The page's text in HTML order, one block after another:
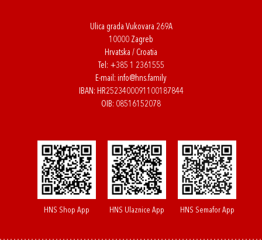
Ulica grada Vukovara 269A
10000 Zagreb
Hrvatska / Croatia
Tel: +385 1 2361555
E-mail: info@hns.family
IBAN: HR2523400091100187844
OIB: 08516152078
HNS Shop App HNS Ulaznice App HNS Semafor App